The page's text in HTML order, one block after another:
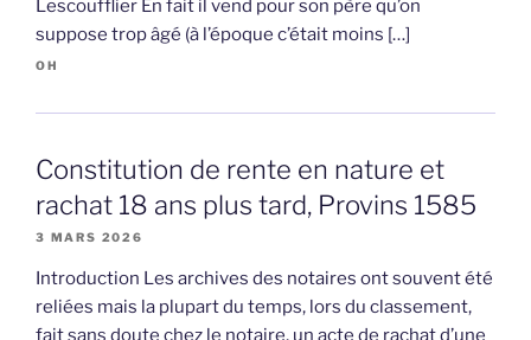
Lescoufflier En fait il vend pour son père qu’on
suppose trop âgé (à l’époque c’était moins […]
OH
Constitution de rente en nature et
rachat 18 ans plus tard, Provins 1585
3 MARS 2026
Introduction Les archives des notaires ont souvent été
reliées mais la plupart du temps, lors du classement,
fait sans doute chez le notaire, un acte de rachat d’une